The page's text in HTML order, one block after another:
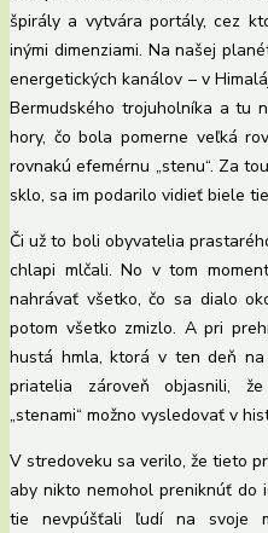
špirály a vytvára portály, cez
inými dimenziami. Na našej
energetických kanálov – v
Bermudského trojuholníka a tu
hory, čo bola pomerne veľká
rovnakú efemérnu „stenu“. Za
sklo, sa im podarilo vidieť biele
Či už to boli obyvatelia
chlapi mlčali. No v tom
nahrávať všetko, čo sa dialo
potom všetko zmizlo. A pri
hustá hmla, ktorá v ten deň
priatelia zároveň objasnili,
„stenami“ možno vysledovať v
V stredoveku sa verilo, že tieto
aby nikto nemohol preniknúť do
tie nevpúšťali ľudí na svoje